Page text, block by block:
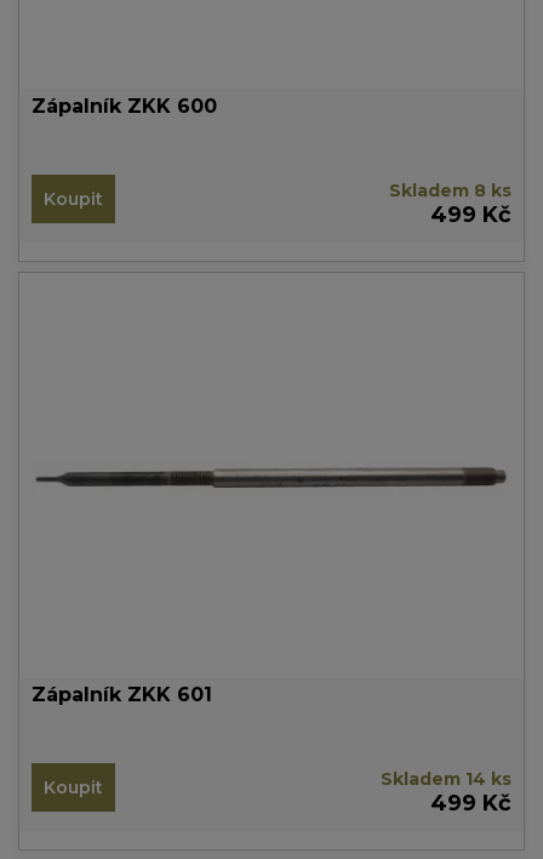
Zápalník ZKK 600
Koupit Skladem 8 ks
499 Kč
Zápalník ZKK 601
Koupit Skladem 14 ks
499 Kč